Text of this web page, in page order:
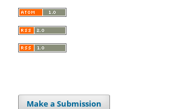
Make a Submission